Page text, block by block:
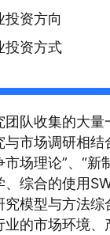
投资方向
投资方式
团队收集的大量
与市场调研相结
市场理论”、“新
综合的使用
究模型与方法综
的市场环境、